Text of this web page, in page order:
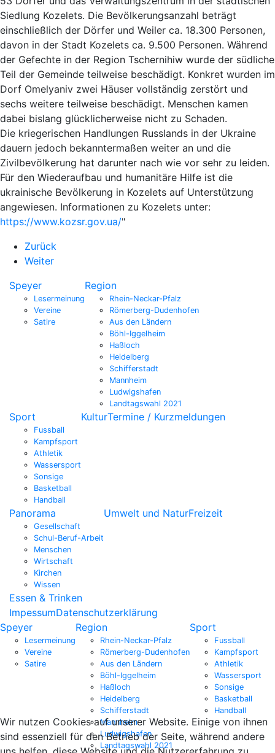
Siedlung Kozelets. Die Bevölkerungsanzahl beträgt
einschließlich der Dörfer und Weiler ca. 18.300 Personen,
davon in der Stadt Kozelets ca. 9.500 Personen. Während
der Gefechte in der Region Tschernihiw wurde der südliche
Teil der Gemeinde teilweise beschädigt. Konkret wurden im
Dorf Omelyaniv zwei Häuser vollständig zerstört und
sechs weitere teilweise beschädigt. Menschen kamen
dabei bislang glücklicherweise nicht zu Schaden.
Die kriegerischen Handlungen Russlands in der Ukraine
dauern jedoch bekanntermaßen weiter an und die
Zivilbevölkerung hat darunter nach wie vor sehr zu leiden.
Für den Wiederaufbau und humanitäre Hilfe ist die
ukrainische Bevölkerung in Kozelets auf Unterstützung
angewiesen. Informationen zu Kozelets unter:
https://www.kozsr.gov.ua/"
Zurück
Weiter
Speyer
Lesermeinung
Vereine
Satire
Region
Rhein-Neckar-Pfalz
Römerberg-Dudenhofen
Aus den Ländern
Böhl-Iggelheim
Haßloch
Heidelberg
Schifferstadt
Mannheim
Ludwigshafen
Landtagswahl 2021
Sport
Fussball
Kampfsport
Athletik
Wassersport
Sonsige
Basketball
Handball
KulturTermine / Kurzmeldungen
Panorama
Gesellschaft
Schul-Beruf-Arbeit
Menschen
Wirtschaft
Kirchen
Wissen
Umwelt und NaturFreizeit
Essen & Trinken
ImpessumDatenschutzerklärung
Speyer
Lesermeinung
Vereine
Satire
Region
Rhein-Neckar-Pfalz
Römerberg-Dudenhofen
Aus den Ländern
Böhl-Iggelheim
Haßloch
Heidelberg
Schifferstadt
Mannheim
Ludwigshafen
Landtagswahl 2021
Sport
Fussball
Kampfsport
Athletik
Wassersport
Sonsige
Basketball
Handball
Wir nutzen Cookies auf unserer Website. Einige von ihnen
sind essenziell für den Betrieb der Seite, während andere